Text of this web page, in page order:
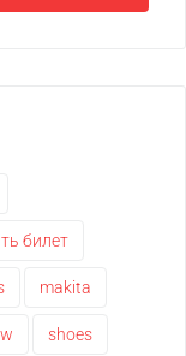
билет
makita
shoes